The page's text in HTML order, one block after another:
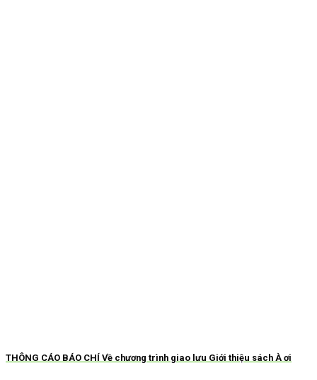
THÔNG CÁO BÁO CHÍ Về chương trình giao lưu Giới thiệu sách À ơi